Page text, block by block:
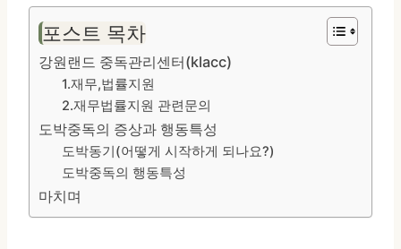
포스트 목차
강원랜드 중독관리센터(klacc)
1.재무,법률지원
2.재무법률지원 관련문의
도박중독의 증상과 행동특성
도박동기(어떻게 시작하게 되나요?)
도박중독의 행동특성
마치며